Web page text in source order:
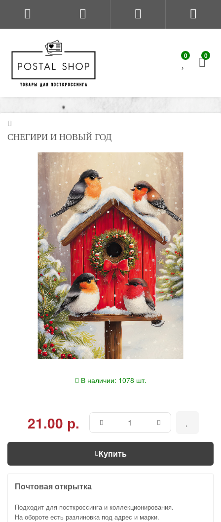
0 0
СНЕГИРИ И НОВЫЙ ГОД
В наличии: 1078 шт.
21.00 р.
Купить
Почтовая открытка
Подходит для посткроссинга и коллекционирования.
На обороте есть разлиновка под адрес и марки.